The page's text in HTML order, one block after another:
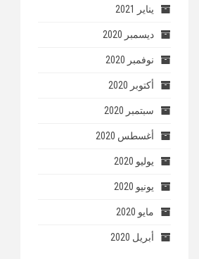
يناير 2021
ديسمبر 2020
نوفمبر 2020
أكتوبر 2020
سبتمبر 2020
أغسطس 2020
يوليو 2020
يونيو 2020
مايو 2020
أبريل 2020